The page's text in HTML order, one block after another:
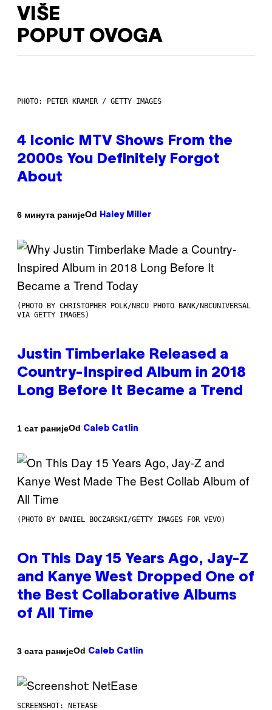
VIŠE
POPUT OVOGA
PHOTO: PETER KRAMER / GETTY IMAGES
4 Iconic MTV Shows From the
2000s You Definitely Forgot
About
6 минута ранијеOd Haley Miller
(PHOTO BY CHRISTOPHER POLK/NBCU PHOTO BANK/NBCUNIVERSAL
VIA GETTY IMAGES)
Justin Timberlake Released a
Country-Inspired Album in 2018
Long Before It Became a Trend
1 сат ранијеOd Caleb Catlin
(PHOTO BY DANIEL BOCZARSKI/GETTY IMAGES FOR VEVO)
On This Day 15 Years Ago, Jay-Z
and Kanye West Dropped One of
the Best Collaborative Albums
of All Time
3 сата ранијеOd Caleb Catlin
SCREENSHOT: NETEASE